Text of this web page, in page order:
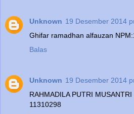
Unknown 19 Desember 2014
Ghifar ramadhan alfauzan
Balas
Unknown 19 Desember 2014
RAHMADILA PUTRI MUSANTRI
11310298